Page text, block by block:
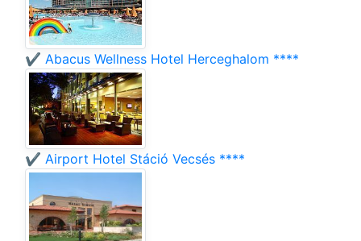
✔️ Abacus Wellness Hotel Herceghalom ****
✔️ Airport Hotel Stáció Vecsés ****